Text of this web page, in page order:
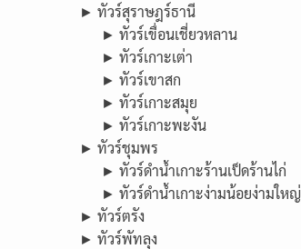
► ทัวร์สุราษฎร์ธานี
► ทัวร์เขื่อนเชี่ยวหลาน
► ทัวร์เกาะเต่า
► ทัวร์เขาสก
► ทัวร์เกาะสมุย
► ทัวร์เกาะพะงัน
► ทัวร์ชุมพร
► ทัวร์ดำน้ำเกาะร้านเป็ดร้านไก่
► ทัวร์ดำน้ำเกาะง่ามน้อยง่ามใหญ่
► ทัวร์ตรัง
► ทัวร์พัทลุง